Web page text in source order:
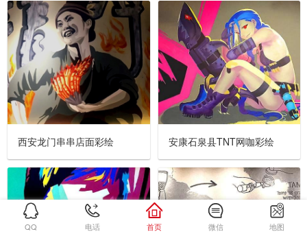
QQ 电话 首页 微信 地图
西安龙门串串店面彩绘 安康石泉县TNT网咖彩绘